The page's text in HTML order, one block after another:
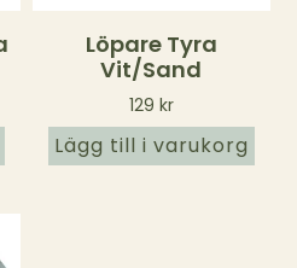
Löpare Tyra
Vit/sand
129 kr
Lägg till i varukorg